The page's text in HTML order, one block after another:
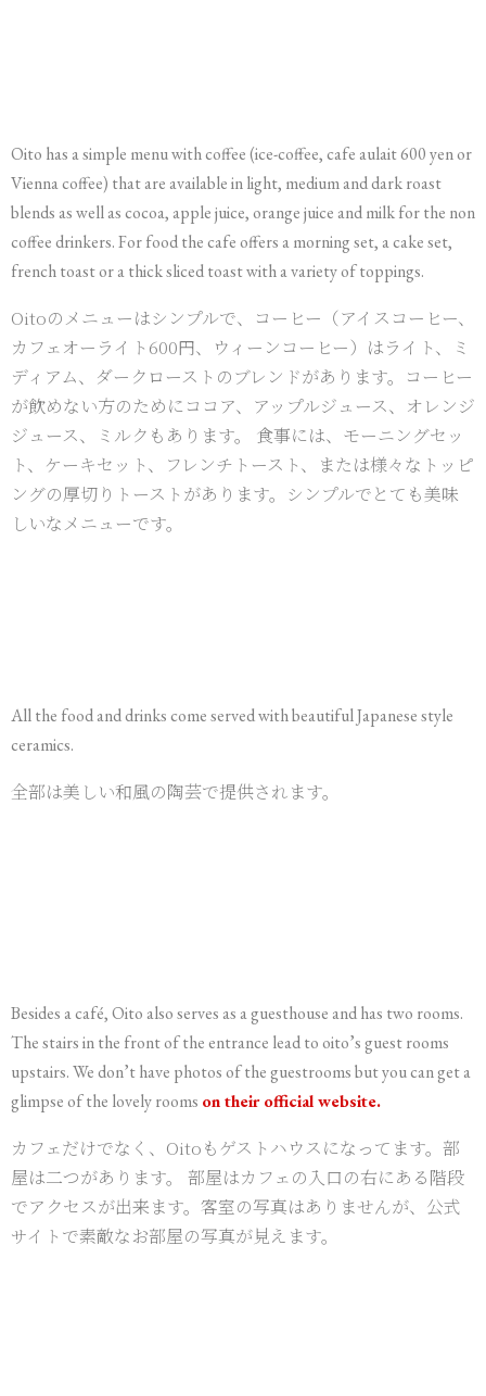
Oito has a simple menu with coffee (ice-coffee, cafe aulait 600 yen or
Vienna coffee) that are available in light, medium and dark roast
blends as well as cocoa, apple juice, orange juice and milk for the non
coffee drinkers. For food the cafe offers a morning set, a cake set,
french toast or a thick sliced toast with a variety of toppings.
Oitoのメニューはシンプルで、コーヒー（アイスコーヒー、
カフェオーライト600円、ウィーンコーヒー）はライト、ミ
ディアム、ダークローストのブレンドがあります。コーヒー
が飲めない方のためにココア、アップルジュース、オレンジ
ジュース、ミルクもあります。 食事には、モーニングセッ
ト、ケーキセット、フレンチトースト、または様々なトッピ
ングの厚切りトーストがあります。シンプルでとても美味
しいなメニューです。
All the food and drinks come served with beautiful Japanese style
ceramics.
全部は美しい和風の陶芸で提供されます。
Besides a café, Oito also serves as a guesthouse and has two rooms.
The stairs in the front of the entrance lead to oito’s guest rooms
upstairs. We don’t have photos of the guestrooms but you can get a
glimpse of the lovely rooms on their official website.
カフェだけでなく、Oitoもゲストハウスになってます。部
屋は二つがあります。 部屋はカフェの入口の右にある階段
でアクセスが出来ます。客室の写真はありませんが、公式
サイトで素敵なお部屋の写真が見えます。